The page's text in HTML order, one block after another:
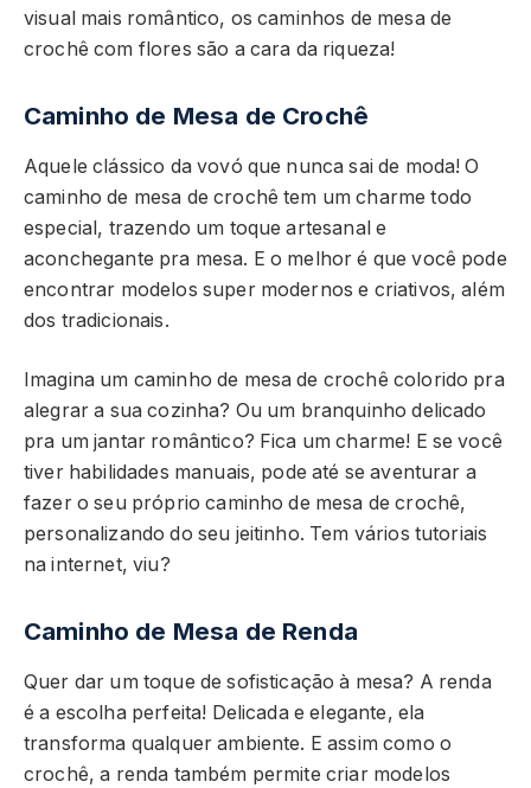
visual mais romântico, os caminhos de mesa de
crochê com flores são a cara da riqueza!
Caminho de Mesa de Crochê
Aquele clássico da vovó que nunca sai de moda! O
caminho de mesa de crochê tem um charme todo
especial, trazendo um toque artesanal e
aconchegante pra mesa. E o melhor é que você pode
encontrar modelos super modernos e criativos, além
dos tradicionais.
Imagina um caminho de mesa de crochê colorido pra
alegrar a sua cozinha? Ou um branquinho delicado
pra um jantar romântico? Fica um charme! E se você
tiver habilidades manuais, pode até se aventurar a
fazer o seu próprio caminho de mesa de crochê,
personalizando do seu jeitinho. Tem vários tutoriais
na internet, viu?
Caminho de Mesa de Renda
Quer dar um toque de sofisticação à mesa? A renda
é a escolha perfeita! Delicada e elegante, ela
transforma qualquer ambiente. E assim como o
crochê, a renda também permite criar modelos